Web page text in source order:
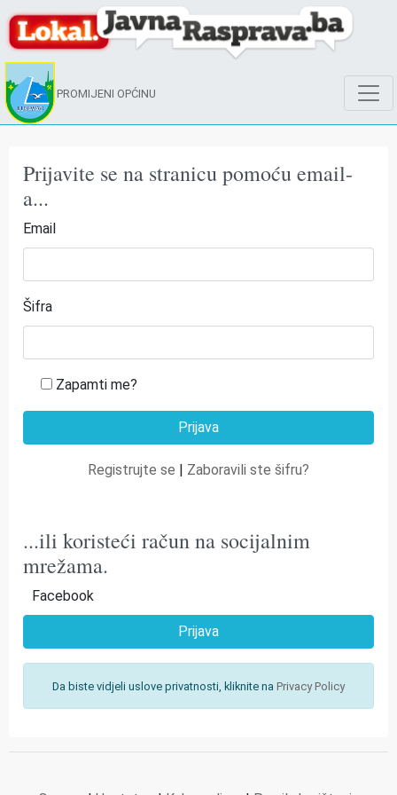
PROMIJENI OPĆINU
Prijavite se na stranicu pomoću email-
a...
Email
Šifra
Zapamti me?
Registrujte se | Zaboravili ste šifru?
...ili koristeći račun na socijalnim
mrežama.
Facebook
Prijava
Da biste vidjeli uslove privatnosti, kliknite na Privacy Policy